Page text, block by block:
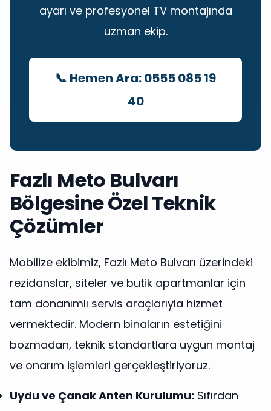
ayarı ve profesyonel TV montajında
uzman ekip.
📞 Hemen Ara: 0555 085 19
40
Fazlı Meto Bulvarı
Bölgesine Özel Teknik
Çözümler
Mobilize ekibimiz, Fazlı Meto Bulvarı üzerindeki
rezidanslar, siteler ve butik apartmanlar için
tam donanımlı servis araçlarıyla hizmet
vermektedir. Modern binaların estetiğini
bozmadan, teknik standartlara uygun montaj
ve onarım işlemleri gerçekleştiriyoruz.
Uydu ve Çanak Anten Kurulumu: Sıfırdan